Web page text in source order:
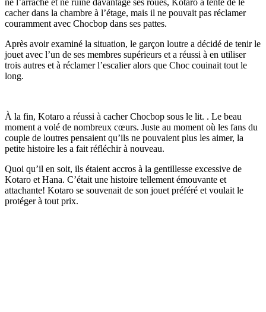
cacher dans la chambre à l’étage, mais il ne pouvait pas réclamer
couramment avec Chocbop dans ses pattes.
Après avoir examiné la situation, le garçon loutre a décidé de tenir le
jouet avec l’un de ses membres supérieurs et a réussi à en utiliser
trois autres et à réclamer l’escalier alors que Choc couinait tout le
long.
À la fin, Kotaro a réussi à cacher Chocbop sous le lit. . Le beau
moment a volé de nombreux cœurs. Juste au moment où les fans du
couple de loutres pensaient qu’ils ne pouvaient plus les aimer, la
petite histoire les a fait réfléchir à nouveau.
Quoi qu’il en soit, ils étaient accros à la gentillesse excessive de
Kotaro et Hana. C’était une histoire tellement émouvante et
attachante! Kotaro se souvenait de son jouet préféré et voulait le
protéger à tout prix.